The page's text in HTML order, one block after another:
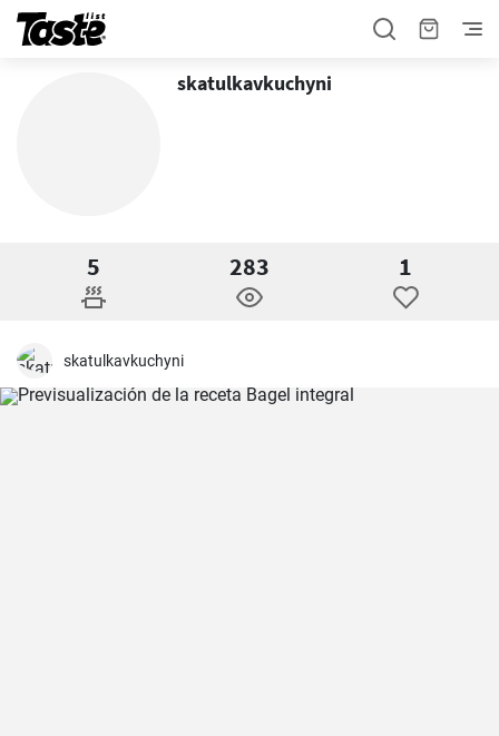
skatulkavkuchyni
5 283 1
skatulkavkuchyni